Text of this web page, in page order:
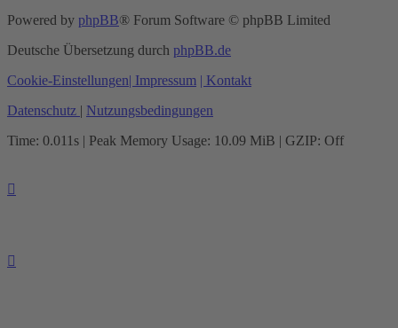
Powered by phpBB® Forum Software © phpBB Limited
Deutsche Übersetzung durch phpBB.de
Cookie-Einstellungen| Impressum | Kontakt
Datenschutz | Nutzungsbedingungen
Time: 0.011s | Peak Memory Usage: 10.09 MiB | GZIP: Off